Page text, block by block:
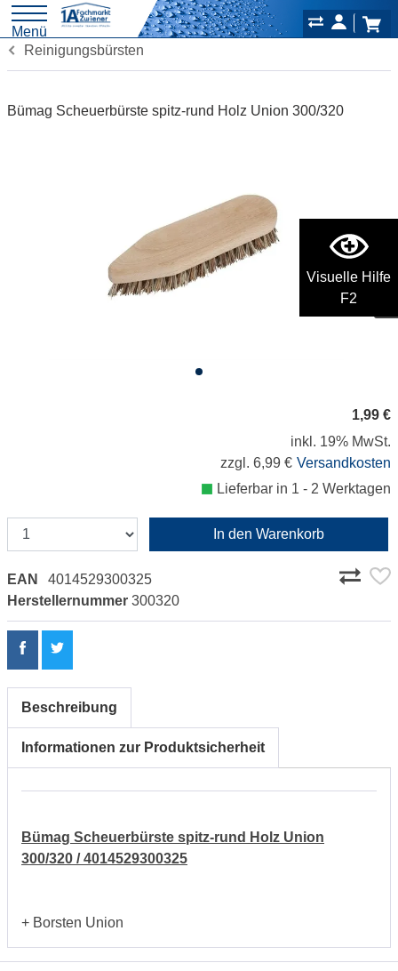
Visuelle Hilfe
F2
Menü
Reinigungsbürsten
Bümag Scheuerbürste spitz-rund Holz Union 300/320
1,99 €
inkl. 19% MwSt.
zzgl. 6,99 € Versandkosten
Lieferbar in 1 - 2 Werktagen
In den Warenkorb
EAN
4014529300325
Herstellernummer 300320
Beschreibung
Informationen zur Produktsicherheit
Bümag Scheuerbürste spitz-rund Holz Union
300/320 / 4014529300325
+ Borsten Union